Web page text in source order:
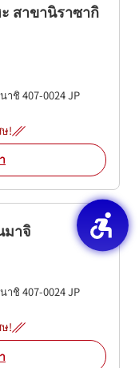
สาขานิราซากิ
าชิ 407-0024JP
!
มาจิ
าชิ 407-0024JP
!